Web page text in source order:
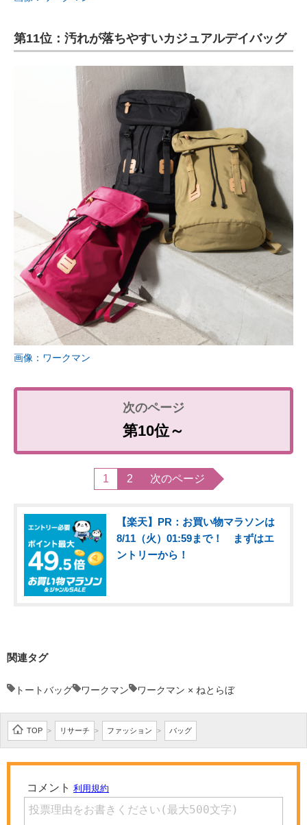
第11位：汚れが落ちやすいカジュアルデイバッグ
画像：ワークマン
第10位～
1 2 次のページ
【楽天】PR：お買い物マラソンは
8/11（火）01:59まで！ まずはエ
ントリーから！
関連タグ
トートバッグ ワークマン ワークマン × ねとらぼ
TOP > リサーチ > ファッション > バッグ